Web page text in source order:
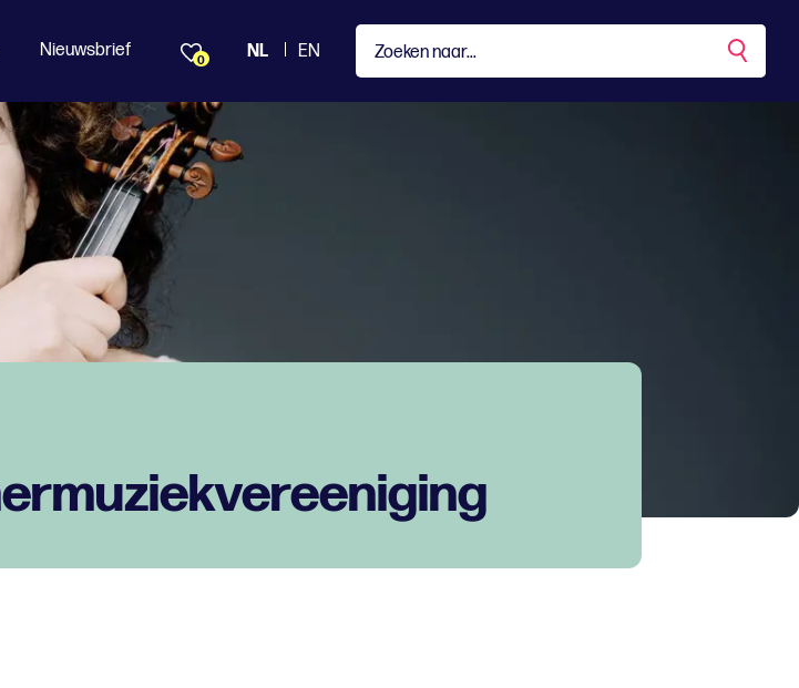
Nieuwsbrief 0 NL EN